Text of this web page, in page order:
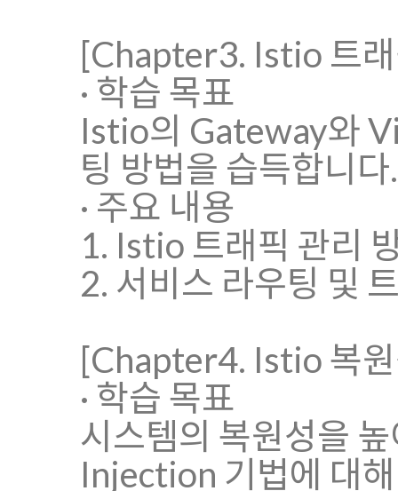
[Chapter3. Istio 트
· 학습 목표
Istio의 Gateway와
팅 방법을 습득합니다.
· 주요 내용
1. Istio 트래픽 관리
2. 서비스 라우팅 및
[Chapter4. Istio 복
· 학습 목표
시스템의 복원성을
Injection 기법에 대